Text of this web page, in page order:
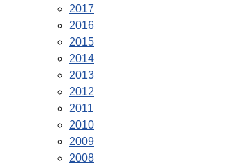
2017
2016
2015
2014
2013
2012
2011
2010
2009
2008